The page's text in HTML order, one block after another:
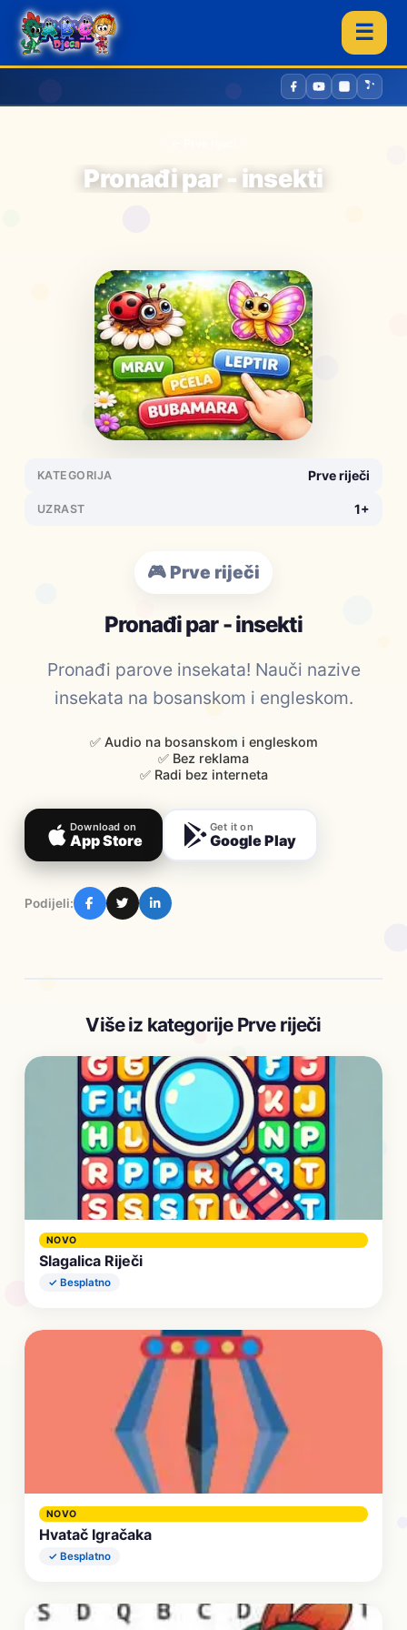
☰
Pronađi par - insekti
KATEGORIJA Prve riječi
UZRAST 1+
🎮 Prve riječi
Pronađi par - insekti
Pronađi parove insekata! Nauči nazive
insekata na bosanskom i engleskom.
✅ Audio na bosanskom i engleskom
✅ Bez reklama
✅ Radi bez interneta
Download on
App Store
Get it on
Google Play
Podijeli:
Više iz kategorije Prve riječi
NOVO
Slagalica Riječi
✓ Besplatno
NOVO
Hvatač Igračaka
✓ Besplatno